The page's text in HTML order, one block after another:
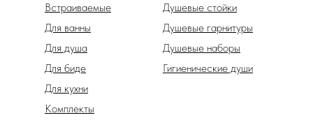
Душевые гарнитуры
Гигиенические души
Душевые наборы
Встраиваемые
Для биде
Для ванны
Для душа
Для кухни
Душевые стойки
Комплекты